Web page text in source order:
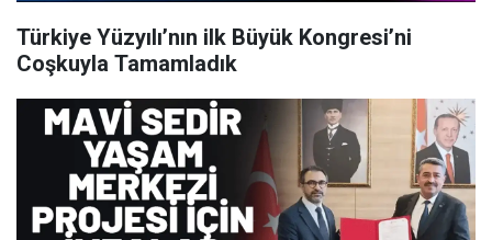
Türkiye Yüzyılı’nın ilk Büyük Kongresi’ni
Coşkuyla Tamamladık